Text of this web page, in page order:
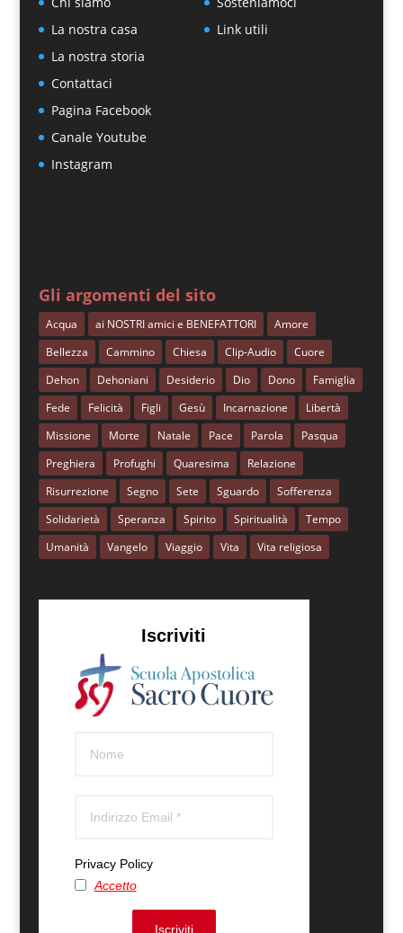
La nostra casa
La nostra storia
Contattaci
Pagina Facebook
Canale Youtube
Instagram
Link utili
Gli argomenti del sito
Acqua ai NOSTRI amici e BENEFATTORI
Amore
Bellezza
Cammino Chiesa Clip-Audio
Cuore
Dehon
Dehoniani Desiderio Dio Dono
Famiglia
Fede
Felicità Figli Gesù Incarnazione
Libertà
Missione
Morte Natale Pace Parola
Pasqua
Preghiera
Profughi Quaresima
Relazione
Risurrezione
Segno Sete Sguardo
Sofferenza
Solidarietà
Speranza Spirito Spiritualità
Tempo
Umanità
Vangelo Viaggio Vita Vita religiosa
Iscriviti
Privacy Policy
Accetto
Iscriviti